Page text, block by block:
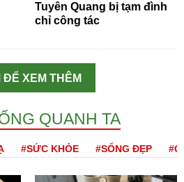
Tuyên Quang bị tạm đình
chỉ công tác
ĐỂ XEM THÊM
QUANH TA
#SỨC KHỎE #SỐNG ĐẸP